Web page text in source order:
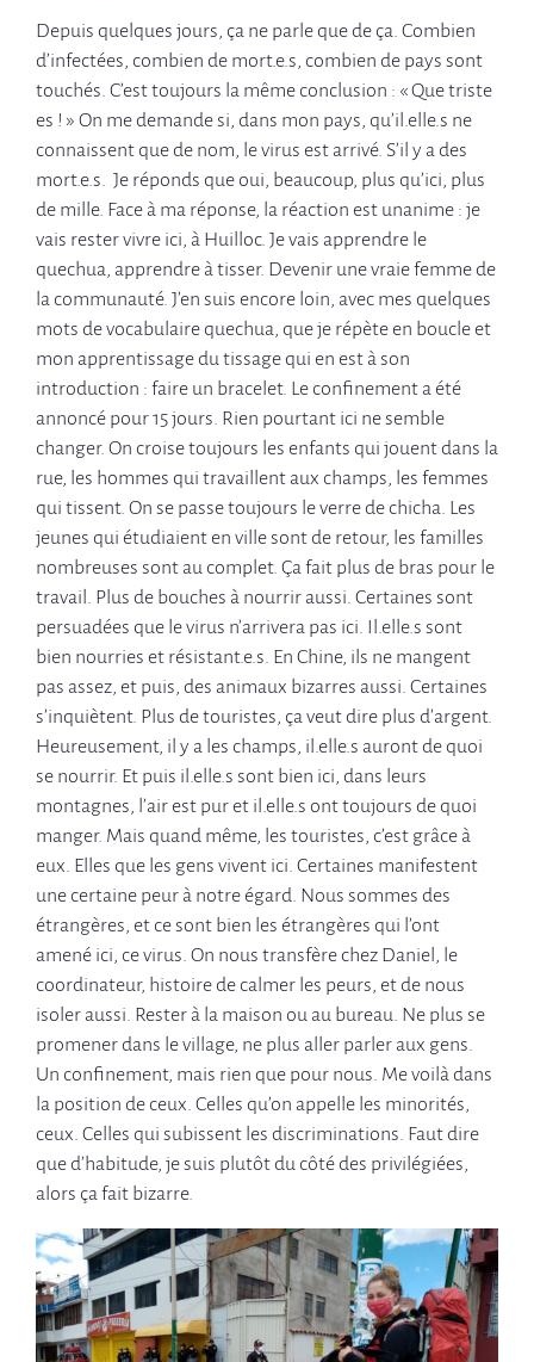
Depuis quelques jours, ça ne parle que de ça. Combien
d’infectées, combien de mort.e.s, combien de pays sont
touchés. C’est toujours la même conclusion : « Que triste
es ! » On me demande si, dans mon pays, qu’il.elle.s ne
connaissent que de nom, le virus est arrivé. S’il y a des
mort.e.s. Je réponds que oui, beaucoup, plus qu’ici, plus
de mille. Face à ma réponse, la réaction est unanime : je
vais rester vivre ici, à Huilloc. Je vais apprendre le
quechua, apprendre à tisser. Devenir une vraie femme de
la communauté. J’en suis encore loin, avec mes quelques
mots de vocabulaire quechua, que je répète en boucle et
mon apprentissage du tissage qui en est à son
introduction : faire un bracelet. Le confinement a été
annoncé pour 15 jours. Rien pourtant ici ne semble
changer. On croise toujours les enfants qui jouent dans la
rue, les hommes qui travaillent aux champs, les femmes
qui tissent. On se passe toujours le verre de chicha. Les
jeunes qui étudiaient en ville sont de retour, les familles
nombreuses sont au complet. Ça fait plus de bras pour le
travail. Plus de bouches à nourrir aussi. Certaines sont
persuadées que le virus n’arrivera pas ici. Il.elle.s sont
bien nourries et résistant.e.s. En Chine, ils ne mangent
pas assez, et puis, des animaux bizarres aussi. Certaines
s’inquiètent. Plus de touristes, ça veut dire plus d’argent.
Heureusement, il y a les champs, il.elle.s auront de quoi
se nourrir. Et puis il.elle.s sont bien ici, dans leurs
montagnes, l’air est pur et il.elle.s ont toujours de quoi
manger. Mais quand même, les touristes, c’est grâce à
eux. Elles que les gens vivent ici. Certaines manifestent
une certaine peur à notre égard. Nous sommes des
étrangères, et ce sont bien les étrangères qui l’ont
amené ici, ce virus. On nous transfère chez Daniel, le
coordinateur, histoire de calmer les peurs, et de nous
isoler aussi. Rester à la maison ou au bureau. Ne plus se
promener dans le village, ne plus aller parler aux gens.
Un confinement, mais rien que pour nous. Me voilà dans
la position de ceux. Celles qu’on appelle les minorités,
ceux. Celles qui subissent les discriminations. Faut dire
que d’habitude, je suis plutôt du côté des privilégiées,
alors ça fait bizarre.